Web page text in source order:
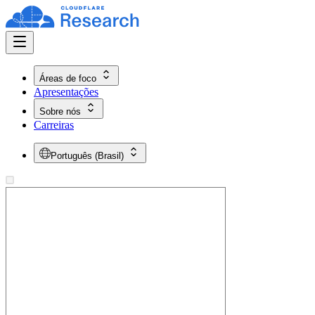
Áreas de foco
Apresentações
Sobre nós
Carreiras
Português (Brasil)